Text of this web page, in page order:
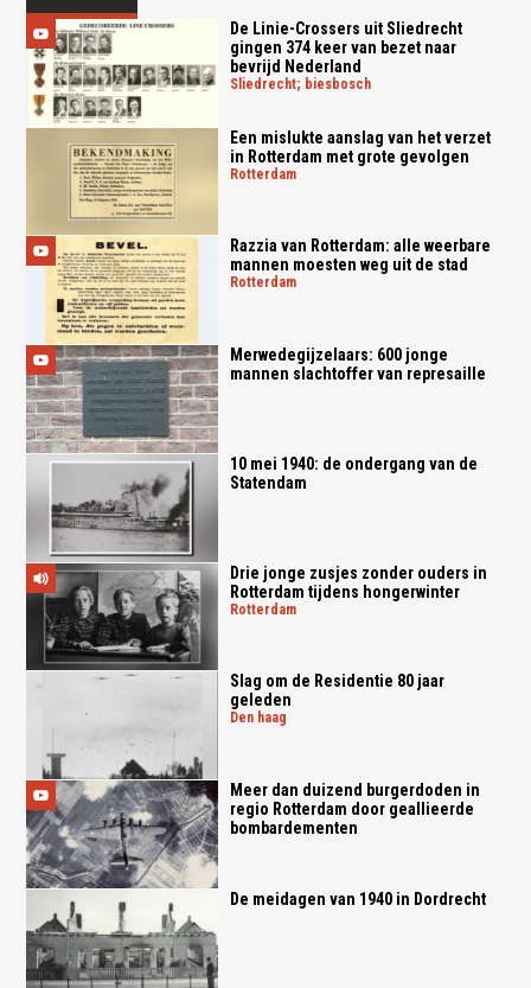
De Linie-Crossers uit Sliedrecht
gingen 374 keer van bezet naar
bevrijd Nederland
sliedrecht; biesbosch
Een mislukte aanslag van het verzet
in Rotterdam met grote gevolgen
rotterdam
Razzia van Rotterdam: alle weerbare
mannen moesten weg uit de stad
rotterdam
Merwedegijzelaars: 600 jonge
mannen slachtoffer van represaille
10 mei 1940: de ondergang van de
Statendam
Drie jonge zusjes zonder ouders in
Rotterdam tijdens hongerwinter
rotterdam
Slag om de Residentie 80 jaar
geleden
den haag
Meer dan duizend burgerdoden in
regio Rotterdam door geallieerde
bombardementen
De meidagen van 1940 in Dordrecht